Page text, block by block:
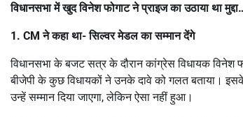
विधानसभा में खुद विनेश फोगाट ने प्राइज का उठाया था
1. CM ने कहा था- सिल्वर मेडल का सम्मान देंगे
विधानसभा के बजट सत्र के दौरान कांग्रेस विधायक विनेश
बीजेपी के कुछ विधायकों ने उनके दावे को गलत बताया।
उन्हें सम्मान दिया जाएगा, लेकिन ऐसा नहीं हुआ।